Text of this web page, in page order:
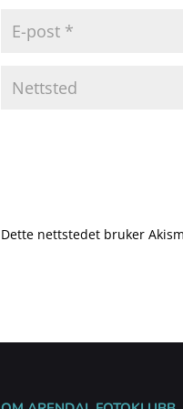
Dette nettstedet bruker